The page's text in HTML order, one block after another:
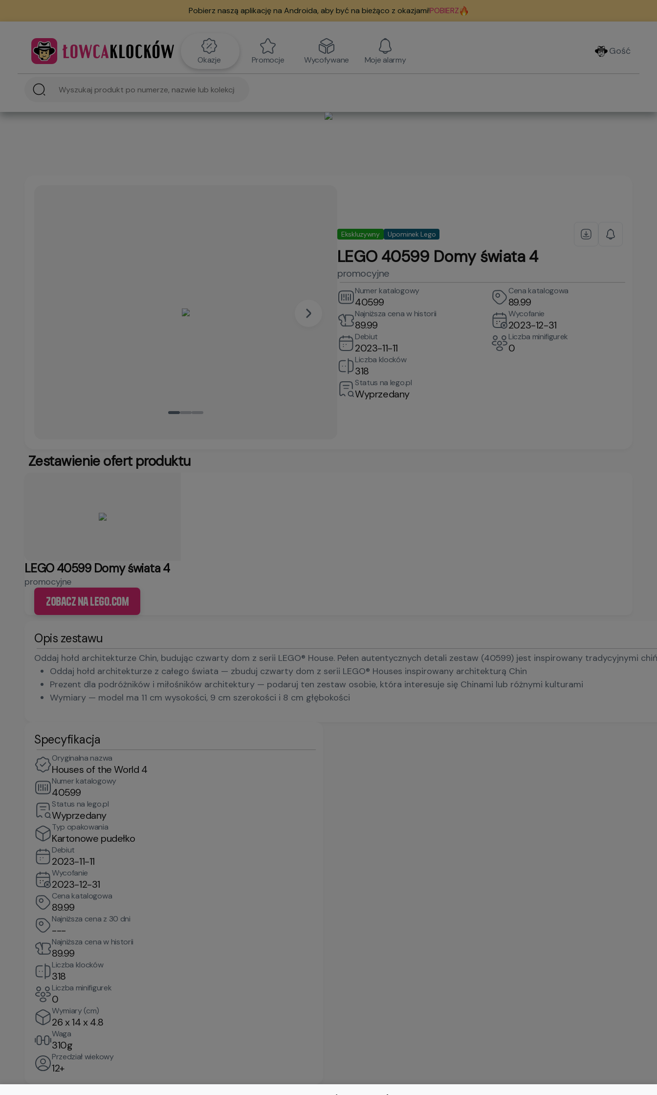
Pobierz naszą aplikację na Androida, aby być na bieżąco z okazjami!POBIERZ
Okazje Promocje Wycofywane Moje alarmy
Gość
Ekskluzywny Upominek Lego
LEGO 40599 Domy świata 4
promocyjne
Numer katalogowy
40599
Najniższa cena w historii
89.99
Debiut
2023-11-11
Liczba klocków
318
Status na lego.pl
Wyprzedany
Cena katalogowa
89.99
Wycofanie
2023-12-31
Liczba minifigurek
0
Zestawienie ofert produktu
LEGO 40599 Domy świata 4
promocyjne
Zobacz na LEGO.com
Opis zestawu
Oddaj hołd architekturze Chin, budując czwarty dom z serii LEGO® House. Pełen autentycznych detali zestaw (40599) jest inspirowany tradycyjnymi
Oddaj hołd architekturze z całego świata — zbuduj czwarty dom z serii LEGO® Houses inspirowany architekturą Chin
Prezent dla podróżników i miłośników architektury — podaruj ten zestaw osobie, która interesuje się Chinami lub różnymi kulturami
Wymiary — model ma 11 cm wysokości, 9 cm szerokości i 8 cm głębokości
Specyfikacja
Oryginalna nazwa
Houses of the World 4
Numer katalogowy
40599
Status na lego.pl
Wyprzedany
Typ opakowania
Kartonowe pudełko
Debiut
2023-11-11
Wycofanie
2023-12-31
Cena katalogowa
89.99
Najniższa cena z 30 dni
---
Najniższa cena w historii
89.99
Liczba klocków
318
Liczba minifigurek
0
Wymiary (cm)
26 x 14 x 4.8
Waga
310g
Przedział wiekowy
12+